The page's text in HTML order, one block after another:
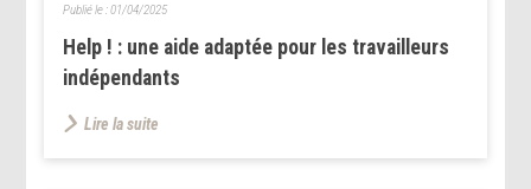
Help ! : une aide adaptée pour les travailleurs
indépendants
Publié le :01/04/2025
Lire la suite